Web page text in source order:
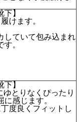
】
けます。
ていて包み込まれ
。
】
とりなくぴったり
感じます。
度良くフィットし